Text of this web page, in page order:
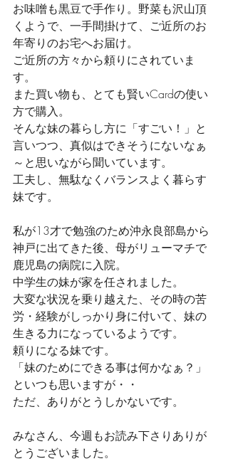
お味噌も黒豆で手作り。野菜も沢山頂
くようで、一手間掛けて、ご近所のお
年寄りのお宅へお届け。
ご近所の方々から頼りにされていま
す。
また買い物も、とても賢いCardの使い
方で購入。
そんな妹の暮らし方に「すごい！」と
言いつつ、真似はできそうにないなぁ
～と思いながら聞いています。
工夫し、無駄なくバランスよく暮らす
妹です。
私が13才で勉強のため沖永良部島から
神戸に出てきた後、母がリューマチで
鹿児島の病院に入院。
中学生の妹が家を任されました。
大変な状況を乗り越えた、その時の苦
労・経験がしっかり身に付いて、妹の
生きる力になっているようです。
頼りになる妹です。
「妹のためにできる事は何かなぁ？」
といつも思いますが・・
ただ、ありがとうしかないです。
みなさん、今週もお読み下さりありが
とうございました。